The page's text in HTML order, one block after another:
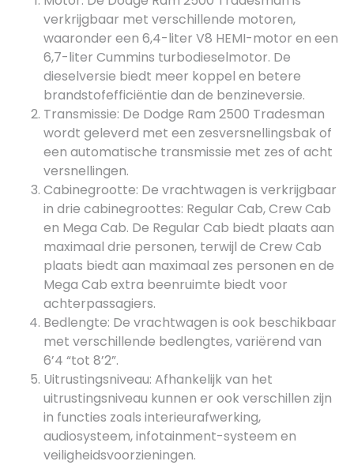
verkrijgbaar met verschillende motoren,
waaronder een 6,4-liter V8 HEMI-motor en een
6,7-liter Cummins turbodieselmotor. De
dieselversie biedt meer koppel en betere
brandstofefficiëntie dan de benzineversie.
Transmissie: De Dodge Ram 2500 Tradesman
wordt geleverd met een zesversnellingsbak of
een automatische transmissie met zes of acht
versnellingen.
Cabinegrootte: De vrachtwagen is verkrijgbaar
in drie cabinegroottes: Regular Cab, Crew Cab
en Mega Cab. De Regular Cab biedt plaats aan
maximaal drie personen, terwijl de Crew Cab
plaats biedt aan maximaal zes personen en de
Mega Cab extra beenruimte biedt voor
achterpassagiers.
Bedlengte: De vrachtwagen is ook beschikbaar
met verschillende bedlengtes, variërend van
6’4 “tot 8’2”.
Uitrustingsniveau: Afhankelijk van het
uitrustingsniveau kunnen er ook verschillen zijn
in functies zoals interieurafwerking,
audiosysteem, infotainment-systeem en
veiligheidsvoorzieningen.